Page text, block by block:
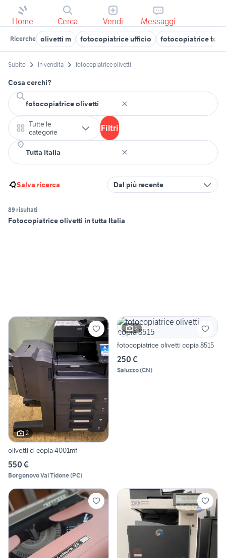
Home Cerca Vendi Messaggi
Ricerche olivetti m fotocopiatrice ufficio fotocopiatrice
Subito In vendita fotocopiatrice olivetti
Cosa cerchi?
Tutte le
categorie
Filtri
Salva ricerca Dal più recente
89 risultati
Fotocopiatrice olivetti in tutta Italia
2
olivetti d-copia 4001mf
550 €
Borgonovo Val Tidone(PC)
2
fotocopiatrice olivetti copia 8515
250 €
Saluzzo(CN)